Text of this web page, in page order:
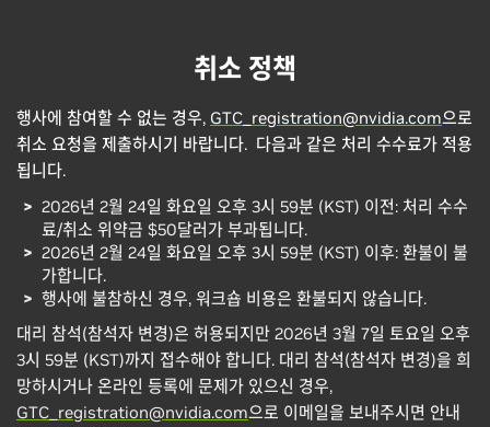
3월
15
일
$500 $930
장
가
$3,020 $1,513 $500 $985
취소 정책
행사에 참여할 수 없는 경우, GTC_registration@nvidia.com으로
취소 요청을 제출하시기 바랍니다. 다음과 같은 처리 수수료가 적용
됩니다.
2026년 2월 24일 화요일 오후 3시 59분 (KST) 이전: 처리 수수
료/취소 위약금 $50달러가 부과됩니다.
2026년 2월 24일 화요일 오후 3시 59분 (KST) 이후: 환불이 불
가합니다.
행사에 불참하신 경우, 워크숍 비용은 환불되지 않습니다.
대리 참석(참석자 변경)은 허용되지만 2026년 3월 7일 토요일 오후
3시 59분 (KST)까지 접수해야 합니다. 대리 참석(참석자 변경)을 희
망하시거나 온라인 등록에 문제가 있으신 경우,
GTC_registration@nvidia.com으로 이메일을 보내주시면 안내